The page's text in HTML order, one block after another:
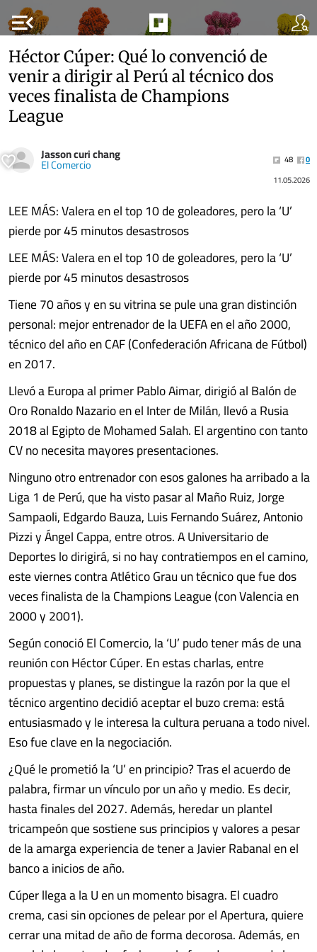
menu_open
Héctor Cúper: Qué lo convenció de
venir a dirigir al Perú al técnico dos
veces finalista de Champions
League
Jasson curi chang
El Comercio 48
0
11.05.2026
LEE MÁS: Valera en el top 10 de goleadores, pero la ‘U’
pierde por 45 minutos desastrosos
LEE MÁS: Valera en el top 10 de goleadores, pero la ‘U’
pierde por 45 minutos desastrosos
Tiene 70 años y en su vitrina se pule una gran distinción
personal: mejor entrenador de la UEFA en el año 2000,
técnico del año en CAF (Confederación Africana de Fútbol)
en 2017.
Llevó a Europa al primer Pablo Aimar, dirigió al Balón de
Oro Ronaldo Nazario en el Inter de Milán, llevó a Rusia
2018 al Egipto de Mohamed Salah. El argentino con tanto
CV no necesita mayores presentaciones.
Ninguno otro entrenador con esos galones ha arribado a la
Liga 1 de Perú, que ha visto pasar al Maño Ruiz, Jorge
Sampaoli, Edgardo Bauza, Luis Fernando Suárez, Antonio
Pizzi y Ángel Cappa, entre otros. A Universitario de
Deportes lo dirigirá, si no hay contratiempos en el camino,
este viernes contra Atlético Grau un técnico que fue dos
veces finalista de la Champions League (con Valencia en
2000 y 2001).
Según conoció El Comercio, la ‘U’ pudo tener más de una
reunión con Héctor Cúper. En estas charlas, entre
propuestas y planes, se distingue la razón por la que el
técnico argentino decidió aceptar el buzo crema: está
entusiasmado y le interesa la cultura peruana a todo nivel.
Eso fue clave en la negociación.
¿Qué le prometió la ‘U’ en principio? Tras el acuerdo de
palabra, firmar un vínculo por un año y medio. Es decir,
hasta finales del 2027. Además, heredar un plantel
tricampeón que sostiene sus principios y valores a pesar
de la amarga experiencia de tener a Javier Rabanal en el
banco a inicios de año.
Cúper llega a la U en un momento bisagra. El cuadro
crema, casi sin opciones de pelear por el Apertura, quiere
cerrar una mitad de año de forma decorosa. Además, en